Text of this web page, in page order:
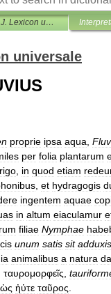
Hofmann J. Lexicon universale
universale
proprie ipsa aqua
per folia plantarum
in quod etiam
et hydragogis
ingentem aquae
in altum eiaculamur
filiae Nymphae
unum satis sit
animalibus a natura
ταυρομορφεῖς
ἠὑτε ταῦρος